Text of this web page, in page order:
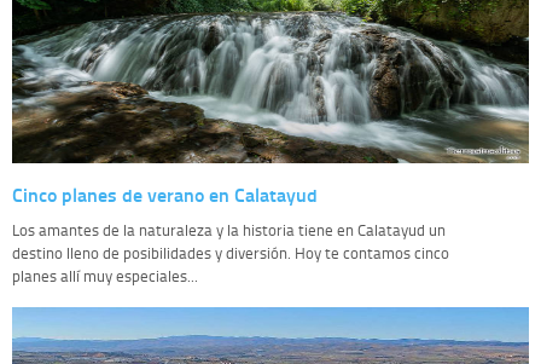
Cinco planes de verano en Calatayud
Los amantes de la naturaleza y la historia tiene en Calatayud un
destino lleno de posibilidades y diversión. Hoy te contamos cinco
planes allí muy especiales...